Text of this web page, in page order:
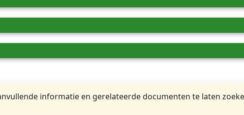
informatie en gerelateerde documenten te laten